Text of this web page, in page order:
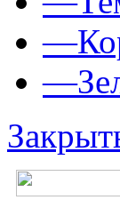
—
—